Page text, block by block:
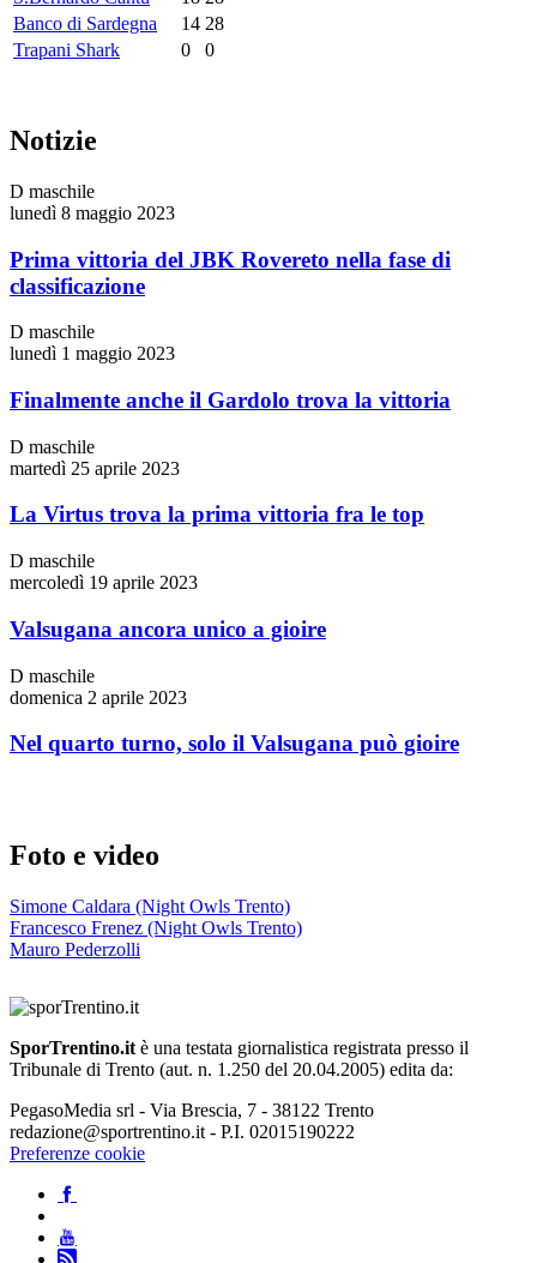
Banco di Sardegna
14 28
Trapani Shark
0 0
Notizie
D maschile
lunedì 8 maggio 2023
Prima vittoria del JBK Rovereto nella fase di
classificazione
D maschile
lunedì 1 maggio 2023
Finalmente anche il Gardolo trova la vittoria
D maschile
martedì 25 aprile 2023
La Virtus trova la prima vittoria fra le top
D maschile
mercoledì 19 aprile 2023
Valsugana ancora unico a gioire
D maschile
domenica 2 aprile 2023
Nel quarto turno, solo il Valsugana può gioire
Foto e video
Simone Caldara (Night Owls Trento)
Francesco Frenez (Night Owls Trento)
Mauro Pederzolli
SporTrentino.it è una testata giornalistica registrata presso il
Tribunale di Trento (aut. n. 1.250 del 20.04.2005) edita da:
PegasoMedia srl - Via Brescia, 7 - 38122 Trento
redazione@sportrentino.it - P.I. 02015190222
Preferenze cookie